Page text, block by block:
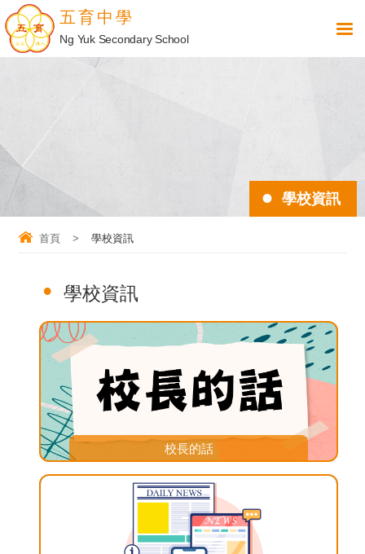
五育中學
Ng Yuk Secondary School
學校資訊
首頁 > 學校資訊
學校資訊
校長的話